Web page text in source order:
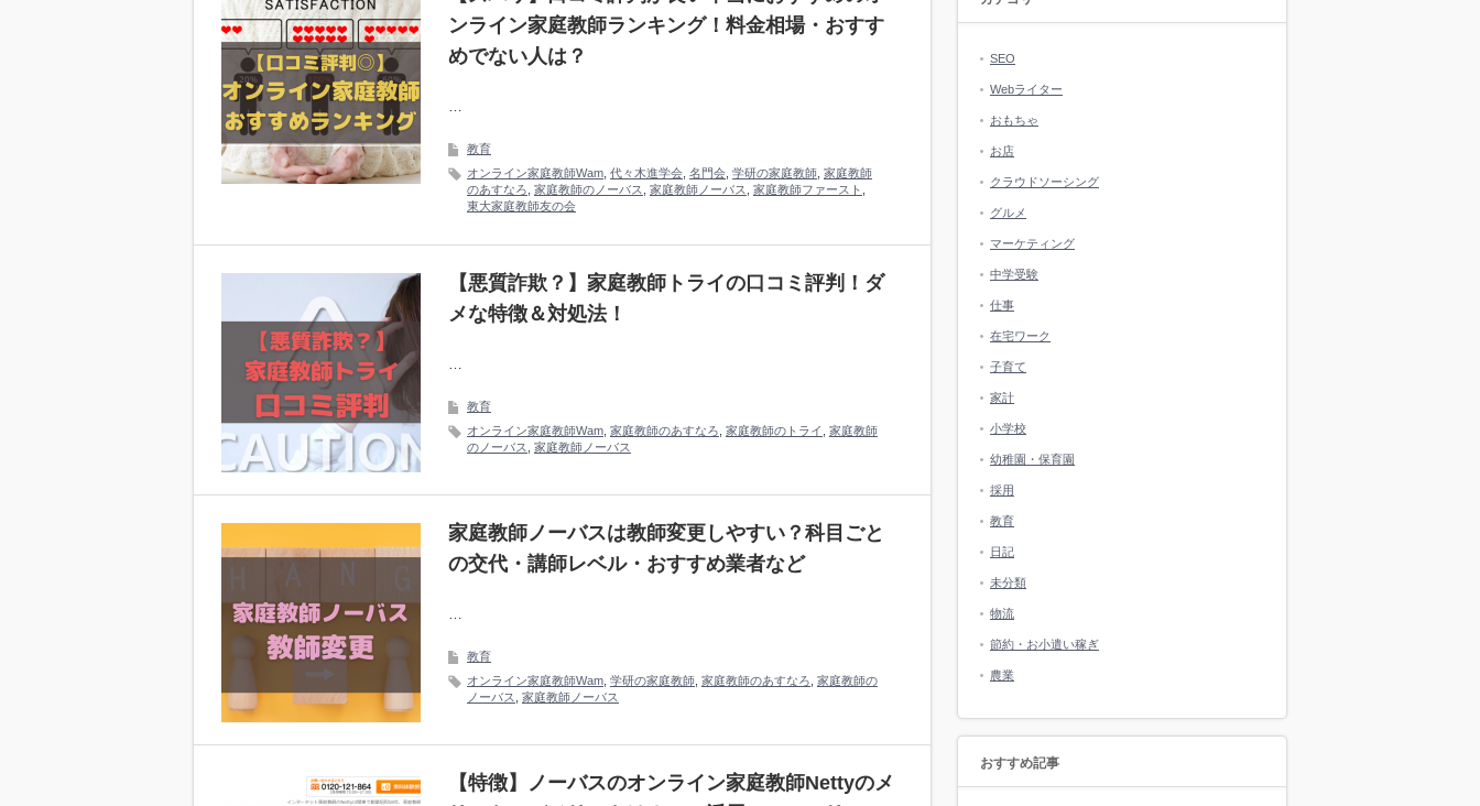
ンライン家庭教師ランキング！料金相場・おすす
めでない人は？
…
教育
オンライン家庭教師Wam 代々木進学会 名門会 学研の家庭教師 家庭教師
のあすなろ 家庭教師のノーバス 家庭教師ノーバス 家庭教師ファースト
東大家庭教師友の会
【悪質詐欺？】家庭教師トライの口コミ評判！ダ
メな特徴＆対処法！
…
教育
オンライン家庭教師Wam 家庭教師のあすなろ 家庭教師のトライ
家庭教師
のノーバス
家庭教師ノーバス
家庭教師ノーバスは教師変更しやすい？科目ごと
の交代・講師レベル・おすすめ業者など
…
教育
オンライン家庭教師Wam 学研の家庭教師 家庭教師のあすなろ 家庭教師の
ノーバス
家庭教師ノーバス
【特徴】ノーバスのオンライン家庭教師Nettyのメ
SEO
Webライター
おもちゃ
お店
クラウドソーシング
グルメ
マーケティング
中学受験
仕事
在宅ワーク
子育て
家計
小学校
幼稚園・保育園
採用
教育
日記
未分類
物流
節約・お小遣い稼ぎ
農業
おすすめ記事